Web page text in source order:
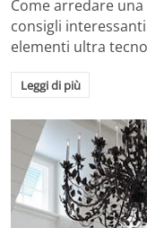
Come arredare una
consigli
elementi ultra
Leggi di più